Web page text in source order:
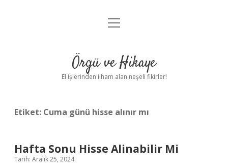
Anasayfa
Yasal Uyarı
menüyü
Örgü ve Hikaye
El işlerinden ilham alan neşeli fikirler!
Etiket: Cuma günü hisse alınır mı
Hafta Sonu Hisse Alinabilir Mi
Tarih: Aralık 25, 2024